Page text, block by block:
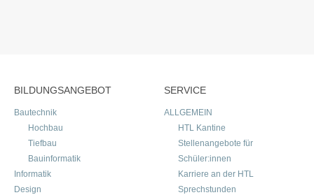
BILDUNGSANGEBOT
Bautechnik
Hochbau
Tiefbau
Bauinformatik
Informatik
Design
SERVICE
ALLGEMEIN
HTL Kantine
Stellenangebote für
Schüler:innen
Karriere an der HTL
Sprechstunden